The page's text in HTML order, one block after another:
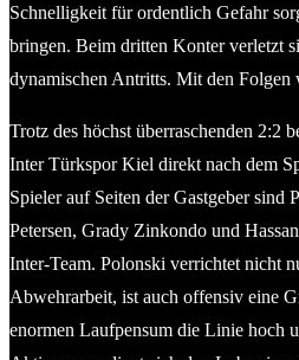
Schnelligkeit für ordentlich Gefahr
bringen. Beim dritten Konter verletzt
dynamischen Antritts. Mit den Folgen
Trotz des höchst überraschenden 2:2
Inter Türkspor Kiel direkt nach dem
Spieler auf Seiten der Gastgeber sind
Petersen, Grady Zinkondo und
Inter-Team. Polonski verrichtet nicht
Abwehrarbeit, ist auch offensiv eine
enormen Laufpensum die Linie hoch